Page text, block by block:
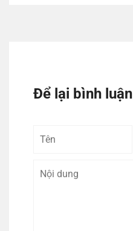
Để lại bình luận
Tên